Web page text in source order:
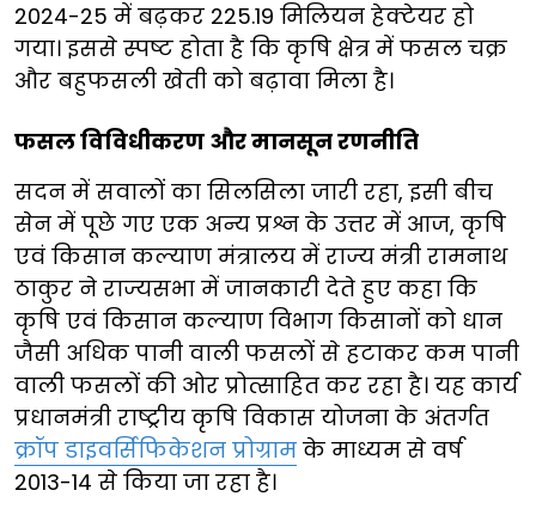
2024-25 में बढ़कर 225.19 मिलियन हेक्टेयर हो
गया। इससे स्पष्ट होता है कि कृषि क्षेत्र में फसल चक्र
और बहुफसली खेती को बढ़ावा मिला है।
फसल विविधीकरण और मानसून रणनीति
सदन में सवालों का सिलसिला जारी रहा, इसी बीच
सेन में पूछे गए एक अन्य प्रश्न के उत्तर में आज, कृषि
एवं किसान कल्याण मंत्रालय में राज्य मंत्री रामनाथ
ठाकुर ने राज्यसभा में जानकारी देते हुए कहा कि
कृषि एवं किसान कल्याण विभाग किसानों को धान
जैसी अधिक पानी वाली फसलों से हटाकर कम पानी
वाली फसलों की ओर प्रोत्साहित कर रहा है। यह कार्य
प्रधानमंत्री राष्ट्रीय कृषि विकास योजना के अंतर्गत
क्रॉप डाइवर्सिफिकेशन प्रोग्राम के माध्यम से वर्ष
2013-14 से किया जा रहा है।